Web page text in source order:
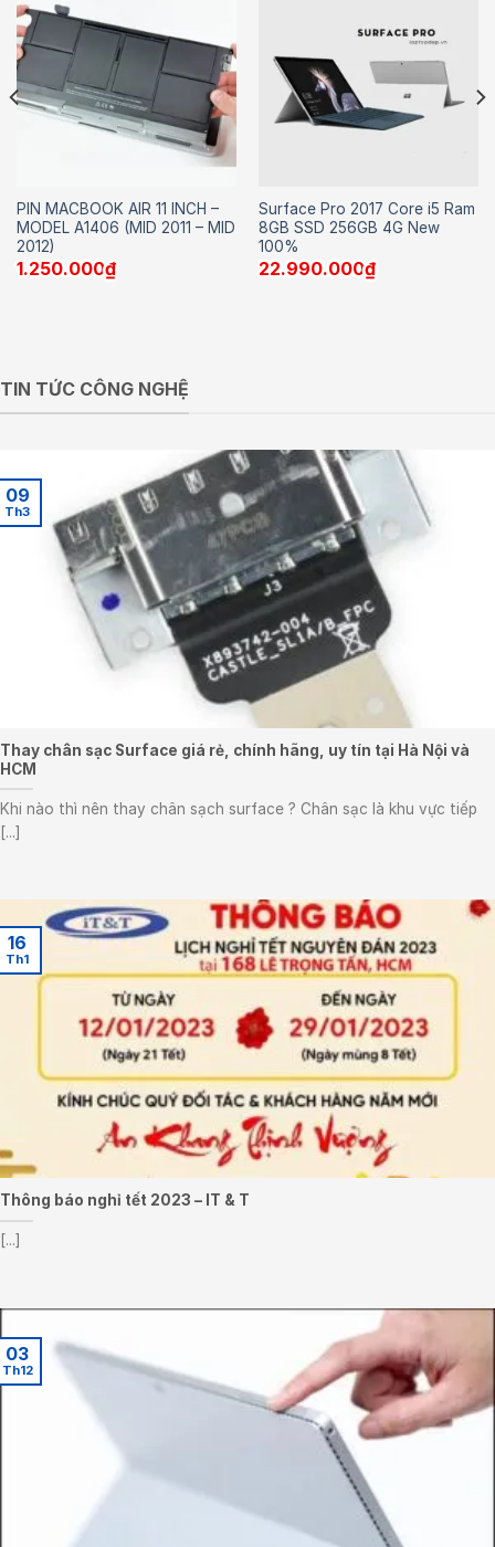
PIN MACBOOK AIR 11 INCH –
MODEL A1406 (MID 2011 – MID
2012)
1.250.000₫
Surface Pro 2017 Core i5 Ram
8GB SSD 256GB 4G New
100%
22.990.000₫
TIN TỨC CÔNG NGHỆ
Thay chân sạc Surface giá rẻ, chính hãng, uy tín tại Hà Nội và
HCM
Khi nào thì nên thay chân sạch surface ? Chân sạc là khu vực tiếp
[...]
09
Th3
Thông báo nghỉ tết 2023 – IT & T
[...]
16
Th1
03
Th12